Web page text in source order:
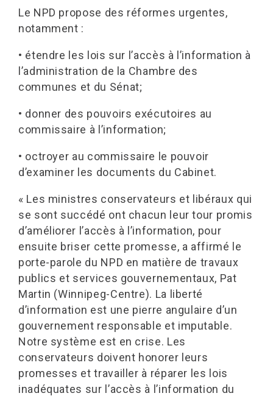
Le NPD propose des réformes urgentes,
notamment :
• étendre les lois sur l’accès à l’information à
l’administration de la Chambre des
communes et du Sénat;
• donner des pouvoirs exécutoires au
commissaire à l’information;
• octroyer au commissaire le pouvoir
d’examiner les documents du Cabinet.
« Les ministres conservateurs et libéraux qui
se sont succédé ont chacun leur tour promis
d’améliorer l’accès à l’information, pour
ensuite briser cette promesse, a affirmé le
porte-parole du NPD en matière de travaux
publics et services gouvernementaux, Pat
Martin (Winnipeg-Centre). La liberté
d’information est une pierre angulaire d’un
gouvernement responsable et imputable.
Notre système est en crise. Les
conservateurs doivent honorer leurs
promesses et travailler à réparer les lois
inadéquates sur l’accès à l’information du